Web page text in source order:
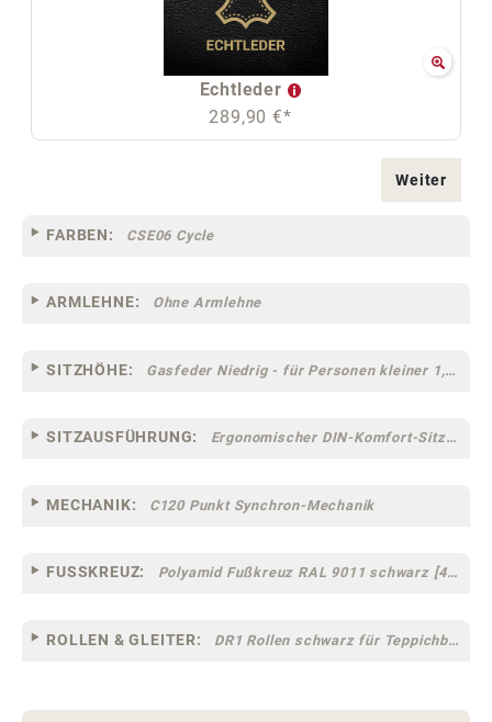
Echtleder
289,90 €*
Weiter
FARBEN: CSE06 Cycle
ARMLEHNE: Ohne Armlehne
SITZHÖHE: Gasfeder Niedrig - für Personen kleiner 1,60 m
SITZAUSFÜHRUNG: Ergonomischer DIN-Komfort-Sitz [75]
MECHANIK: C120 Punkt Synchron-Mechanik
FUSSKREUZ: Polyamid Fußkreuz RAL 9011 schwarz [44]
ROLLEN & GLEITER: DR1 Rollen schwarz für Teppichböden [10]